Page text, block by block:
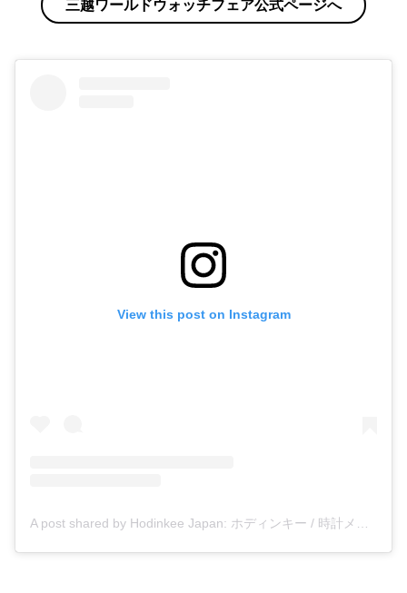
三越ワールドウォッチフェア公式ページへ
View this post on Instagram